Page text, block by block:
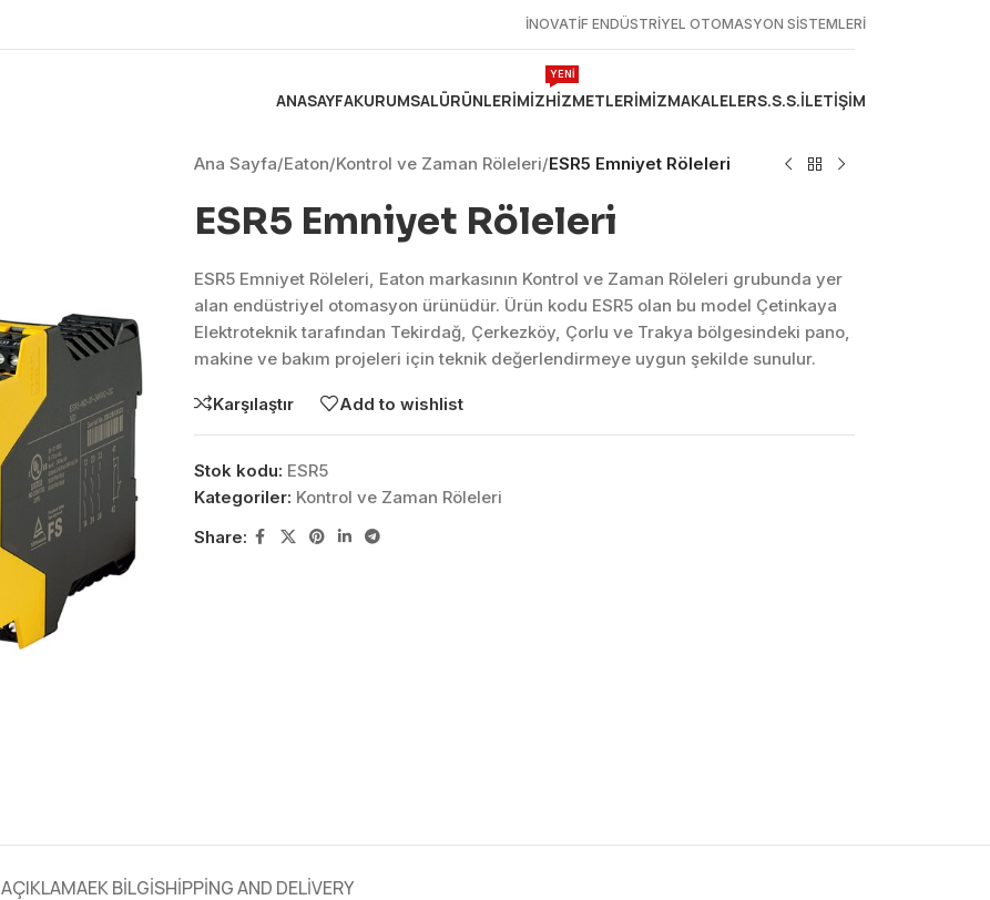
İNOVATİF ENDÜSTRİYEL OTOMASYON SİSTEMLERİ
ANASAYFAKURUMSALÜRÜNLERIMIZHIZMETLERIMIZ
YENİ
MAKALELERS.S.S.İLETIŞIM
Ana Sayfa/Eaton/Kontrol ve Zaman Röleleri/ESR5 Emniyet Röleleri
ESR5 Emniyet Röleleri
ESR5 Emniyet Röleleri, Eaton markasının Kontrol ve Zaman Röleleri grubunda yer
alan endüstriyel otomasyon ürünüdür. Ürün kodu ESR5 olan bu model Çetinkaya
Elektroteknik tarafından Tekirdağ, Çerkezköy, Çorlu ve Trakya bölgesindeki pano,
makine ve bakım projeleri için teknik değerlendirmeye uygun şekilde sunulur.
Karşılaştır Add to wishlist
Stok kodu: ESR5
Kategoriler: Kontrol ve Zaman Röleleri
Share:
AÇIKLAMAEK BILGISHIPPING AND DELIVERY